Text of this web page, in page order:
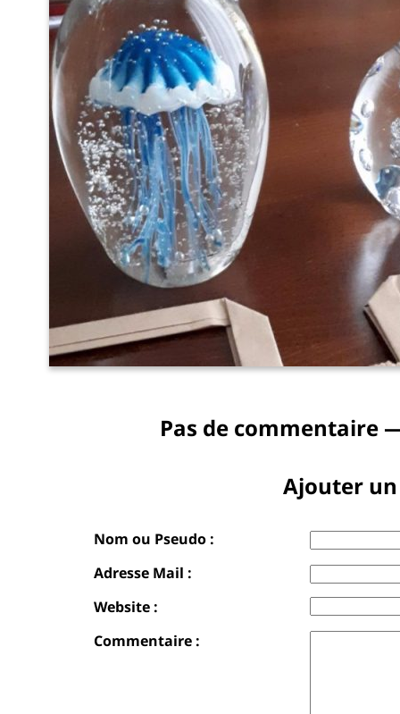
Pas de commentaire
Ajouter
Nom ou Pseudo :
Adresse Mail :
Website :
Commentaire :